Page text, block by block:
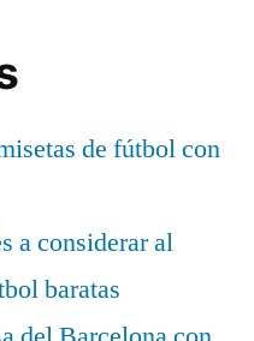
de fútbol con
a considerar al
baratas